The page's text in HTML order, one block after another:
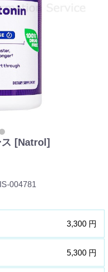
ス [Natrol]
004781
3,300 円
5,300 円